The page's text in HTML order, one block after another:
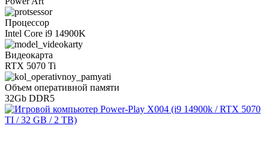
Процессор
Intel Core i9 14900K
Видеокарта
RTX 5070 Ti
Объем оперативной памяти
32Gb DDR5